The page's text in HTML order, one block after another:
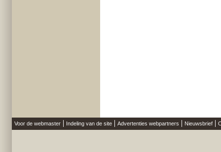
Voor de webmaster Indeling van de site Advertenties webpartners Nieuwsbrief